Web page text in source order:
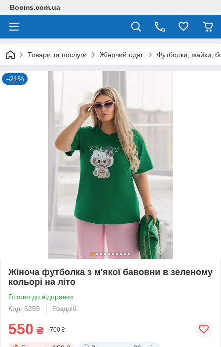
Booms.com.ua
Товари та послуги Жіночий одяг. Футболки, майки,
–21%
Жіноча футболка з м'якої бавовни в зеленому
кольорі на літо
Готово до відправки
Код: 5259
Роздріб
550 ₴ 700 ₴